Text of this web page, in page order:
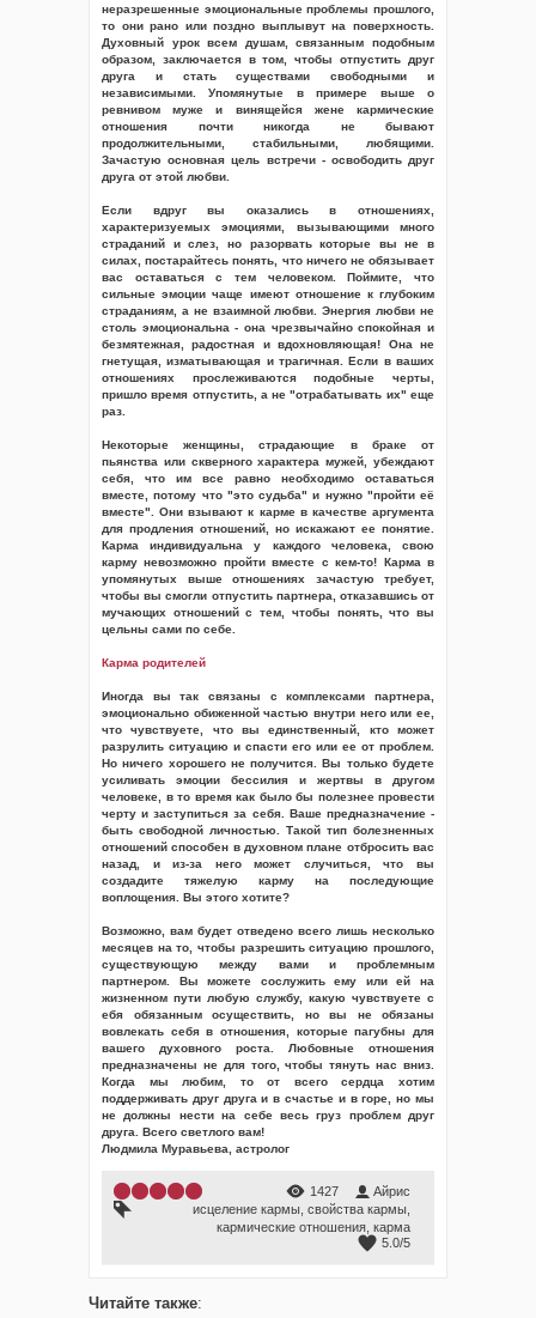
неразрешенные эмоциональные проблемы прошлого,
то они рано или поздно выплывут на поверхность.
Духовный урок всем душам, связанным подобным
образом, заключается в том, чтобы отпустить друг
друга и стать существами свободными и
независимыми. Упомянутые в примере выше о
ревнивом муже и винящейся жене кармические
отношения почти никогда не бывают
продолжительными, стабильными, любящими.
Зачастую основная цель встречи - освободить друг
друга от этой любви.
Если вдруг вы оказались в отношениях,
характеризуемых эмоциями, вызывающими много
страданий и слез, но разорвать которые вы не в
силах, постарайтесь понять, что ничего не обязывает
вас оставаться с тем человеком. Поймите, что
сильные эмоции чаще имеют отношение к глубоким
страданиям, а не взаимной любви. Энергия любви не
столь эмоциональна - она чрезвычайно спокойная и
безмятежная, радостная и вдохновляющая! Она не
гнетущая, изматывающая и трагичная. Если в ваших
отношениях прослеживаются подобные черты,
пришло время отпустить, а не "отрабатывать их" еще
раз.
Некоторые женщины, страдающие в браке от
пьянства или скверного характера мужей, убеждают
себя, что им все равно необходимо оставаться
вместе, потому что "это судьба" и нужно "пройти её
вместе". Они взывают к карме в качестве аргумента
для продления отношений, но искажают ее понятие.
Карма индивидуальна у каждого человека, свою
карму невозможно пройти вместе с кем-то! Карма в
упомянутых выше отношениях зачастую требует,
чтобы вы смогли отпустить партнера, отказавшись от
мучающих отношений с тем, чтобы понять, что вы
цельны сами по себе.
Карма родителей
Иногда вы так связаны с комплексами партнера,
эмоционально обиженной частью внутри него или ее,
что чувствуете, что вы единственный, кто может
разрулить ситуацию и спасти его или ее от проблем.
Но ничего хорошего не получится. Вы только будете
усиливать эмоции бессилия и жертвы в другом
человеке, в то время как было бы полезнее провести
черту и заступиться за себя. Ваше предназначение -
быть свободной личностью. Такой тип болезненных
отношений способен в духовном плане отбросить вас
назад, и из-за него может случиться, что вы
создадите тяжелую карму на последующие
воплощения. Вы этого хотите?
Возможно, вам будет отведено всего лишь несколько
месяцев на то, чтобы разрешить ситуацию прошлого,
существующую между вами и проблемным
партнером. Вы можете сослужить ему или ей на
жизненном пути любую службу, какую чувствуете с
ебя обязанным осуществить, но вы не обязаны
вовлекать себя в отношения, которые пагубны для
вашего духовного роста. Любовные отношения
предназначены не для того, чтобы тянуть нас вниз.
Когда мы любим, то от всего сердца хотим
поддерживать друг друга и в счастье и в горе, но мы
не должны нести на себе весь груз проблем друг
друга. Всего светлого вам!
Людмила Муравьева, астролог
1427
Айрис
исцеление кармы свойства кармы
кармические отношения карма
5.0/5
Читайте также: